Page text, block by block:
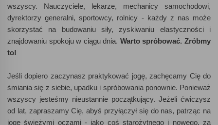
wszyscy. Nauczyciele, lekarze, mechanicy samochodowi,
dyrektorzy generalni, sportowcy, rolnicy - każdy z nas może
skorzystać na budowaniu siły, zyskiwaniu elastyczności i
znajdowaniu spokoju w ciągu dnia. Warto spróbować. Zróbmy
to!
Jeśli dopiero zaczynasz praktykować jogę, zachęcamy Cię do
śmiania się z siebie, upadku i spróbowania ponownie. Ponieważ
wszyscy jesteśmy nieustannie początkujący. Jeżeli ćwiczysz
od lat, zapraszamy Cię, abyś przyłączył się do nas, patrząc na
jogę świeżymi oczami - jako coś starożytnego i nowego, za